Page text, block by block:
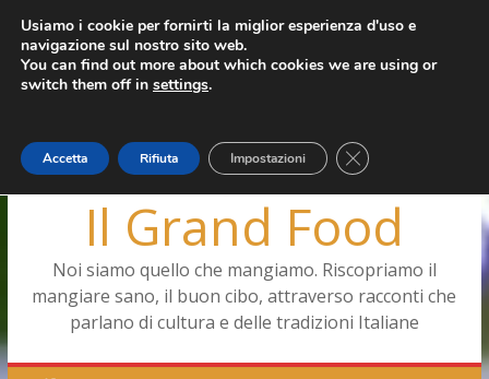
Salta
contenuto
martedì, Agosto 4, 2026
Ultimo: Pizza a Corte
Menopausa, una forma smagliante senza età
Capodimonte, ritorna la tavola di corte
Il Grand Food
Noi siamo quello che mangiamo. Riscopriamo il
mangiare sano, il buon cibo, attraverso racconti che
parlano di cultura e delle tradizioni Italiane
Usiamo i cookie per fornirti la miglior esperienza d'uso e
navigazione sul nostro sito web.
You can find out more about which cookies we are using or
switch them off in settings.
Accetta Rifiuta Impostazioni Close GDPR